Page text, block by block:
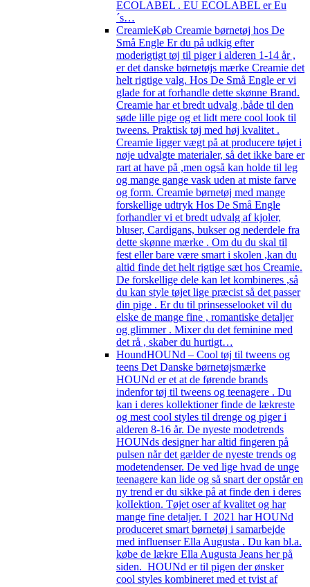
ECOLABEL . EU ECOLABEL er Eu
´s…
CreamieKøb Creamie børnetøj hos De
Små Engle Er du på udkig efter
moderigtigt tøj til piger i alderen 1-14 år ,
er det danske børnetøjs mærke Creamie det
helt rigtige valg. Hos De Små Engle er vi
glade for at forhandle dette skønne Brand.
Creamie har et bredt udvalg ,både til den
søde lille pige og et lidt mere cool look til
tweens. Praktisk tøj med høj kvalitet .
Creamie ligger vægt på at producere tøjet i
nøje udvalgte materialer, så det ikke bare er
rart at have på ,men også kan holde til leg
og mange gange vask uden at miste farve
og form. Creamie børnetøj med mange
forskellige udtryk Hos De Små Engle
forhandler vi et bredt udvalg af kjoler,
bluser, Cardigans, bukser og nederdele fra
dette skønne mærke . Om du du skal til
fest eller bare være smart i skolen ,kan du
altid finde det helt rigtige sæt hos Creamie.
De forskellige dele kan let kombineres ,så
du kan style tøjet lige præcist så det passer
din pige . Er du til prinsesselooket vil du
elske de mange fine , romantiske detaljer
og glimmer . Mixer du det feminine med
det rå , skaber du hurtigt…
HoundHOUNd – Cool tøj til tweens og
teens Det Danske børnetøjsmærke
HOUNd er et at de førende brands
indenfor tøj til tweens og teenagere . Du
kan i deres kollektioner finde de lækreste
og mest cool styles til drenge og piger i
alderen 8-16 år. De nyeste modetrends
HOUNds designer har altid fingeren på
pulsen når det gælder de nyeste trends og
modetendenser. De ved lige hvad de unge
teenagere kan lide og så snart der opstår en
ny trend er du sikke på at finde den i deres
kolIektion. Tøjet oser af kvalitet og har
mange fine detaljer. I 2021 har HOUNd
produceret smart børnetøj i samarbejde
med influenser Ella Augusta . Du kan bl.a.
købe de lækre Ella Augusta Jeans her på
siden. HOUNd er til pigen der ønsker
cool styles kombineret med et tvist af